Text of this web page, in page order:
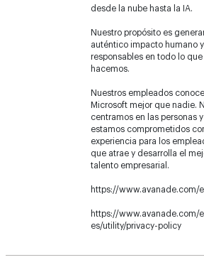
desde la nube hasta la IA.
Nuestro propósito es
auténtico impacto humano
responsables en todo lo que
hacemos.
Nuestros empleados
Microsoft mejor que nadie.
centramos en las personas y
estamos comprometidos
experiencia para los
que atrae y desarrolla el
talento empresarial.
https://www.avanade.com/
https://www.avanade.com/
es/utility/privacy-policy